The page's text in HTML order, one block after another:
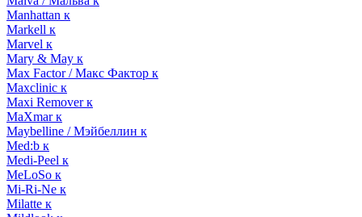
Manhattan к
Markell к
Marvel к
Mary & May к
Max Factor / Макс Фактор к
Maxclinic к
Maxi Remover к
MaXmar к
Maybelline / Мэйбеллин к
Med:b к
Medi-Peel к
MeLoSo к
Mi-Ri-Ne к
Milatte к